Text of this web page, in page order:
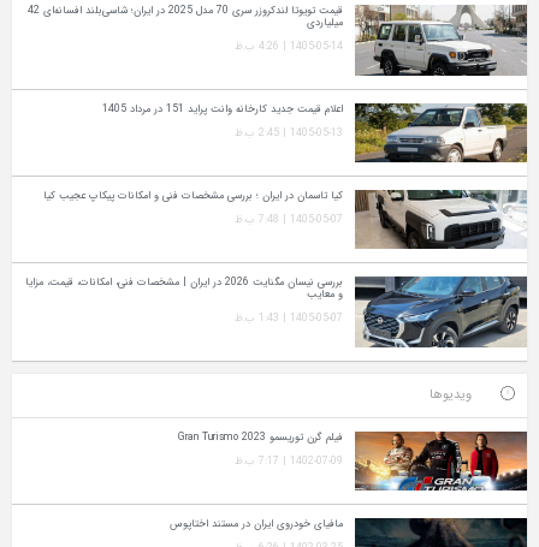
قیمت تویوتا لندکروزر سری 70 مدل 2025 در ایران؛ شاسی‌بلند افسانه‌ای 42
میلیاردی
1405-05-14 | 4:26 ب.ظ
اعلام قیمت جدید کارخانه وانت پراید 151 در مرداد 1405
1405-05-13 | 2:45 ب.ظ
کیا تاسمان در ایران ؛ بررسی مشخصات فنی و امکانات پیکاپ عجیب کیا
1405-05-07 | 7:48 ب.ظ
بررسی نیسان مگنایت 2026 در ایران | مشخصات فنی، امکانات، قیمت، مزایا
و معایب
1405-05-07 | 1:43 ب.ظ
ویدیوها
فیلم گرن توریسمو Gran Turismo 2023
1402-07-09 | 7:17 ب.ظ
مافیای خودروی ایران در مستند اختاپوس